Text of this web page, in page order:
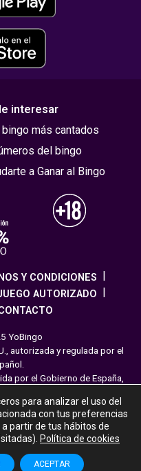
interesar
más cantados
del bingo
a Ganar al Bingo
Y CONDICIONES
AUTORIZADO
YoBingo
autorizada y regulada por el
por el Gobierno de España,
El juego es una forma de
diversión y emoción a los
con moderación siguiendo
el juego responsable.
para analizar el uso del
con tus preferencias
partir de tus hábitos de
Política de cookies
ACEPTAR